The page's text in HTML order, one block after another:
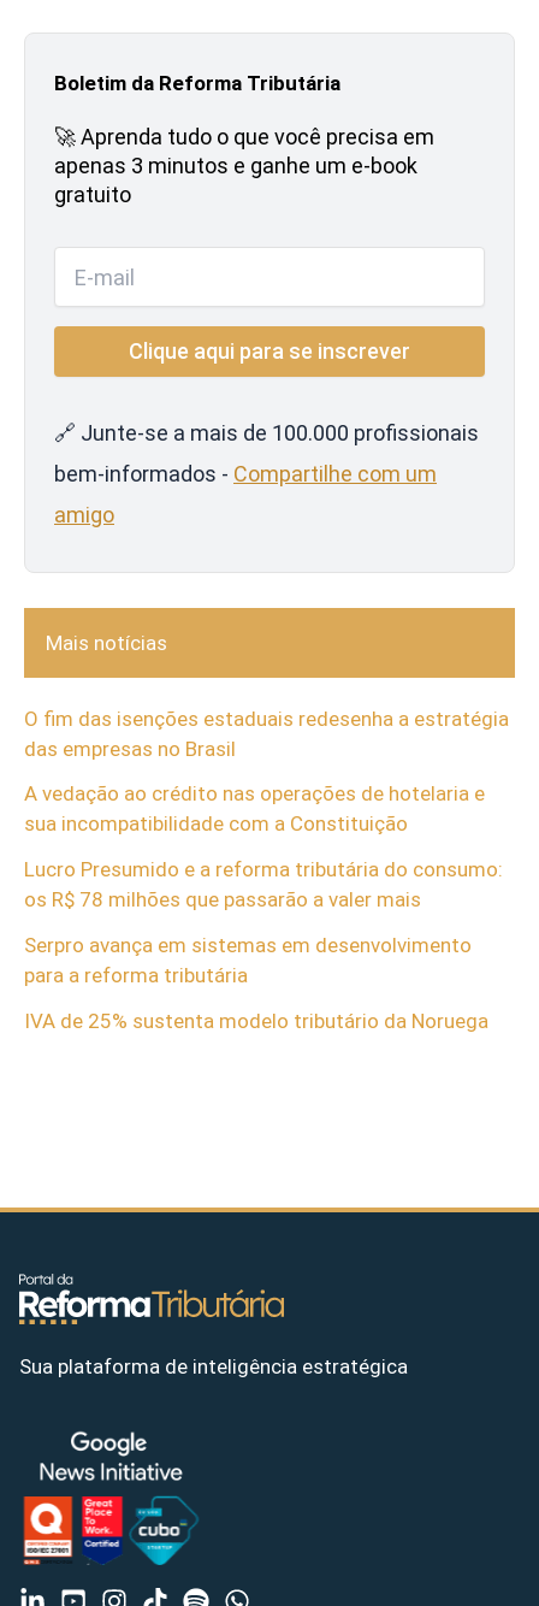
Boletim da Reforma Tributária
🚀 Aprenda tudo o que você precisa em
apenas 3 minutos e ganhe um e-book
gratuito
🔗 Junte-se a mais de 100.000 profissionais
bem-informados - Compartilhe com um
amigo
Mais notícias
O fim das isenções estaduais redesenha a estratégia
das empresas no Brasil
A vedação ao crédito nas operações de hotelaria e
sua incompatibilidade com a Constituição
Lucro Presumido e a reforma tributária do consumo:
os R$ 78 milhões que passarão a valer mais
Serpro avança em sistemas em desenvolvimento
para a reforma tributária
IVA de 25% sustenta modelo tributário da Noruega
Sua plataforma de inteligência estratégica